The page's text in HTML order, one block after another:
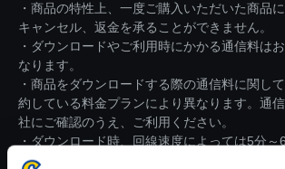
・商品の特性上、一度ご購入いただいた商品
キャンセル、返金を承ることができません。
・ダウンロードやご利用時にかかる通信料は
なります。
・商品をダウンロードする際の通信料に関し
約している料金プランにより異なります。通
社にご確認のうえ、ご利用ください。
・ダウンロード時、回線速度によっては5分～
がかかる場合がございます。